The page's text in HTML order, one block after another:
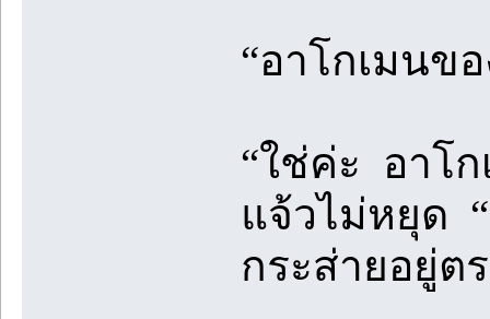
“อาโกเมนข
“ใช่ค่ะ อาโก
แจ้วไม่หยุด
กระส่ายอยู่ต